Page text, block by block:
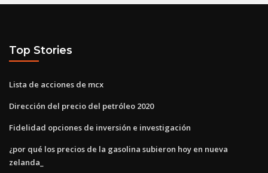
Top Stories
Lista de acciones de mcx
Dirección del precio del petróleo 2020
Fidelidad opciones de inversión e investigación
¿por qué los precios de la gasolina subieron hoy en nueva
zelanda_